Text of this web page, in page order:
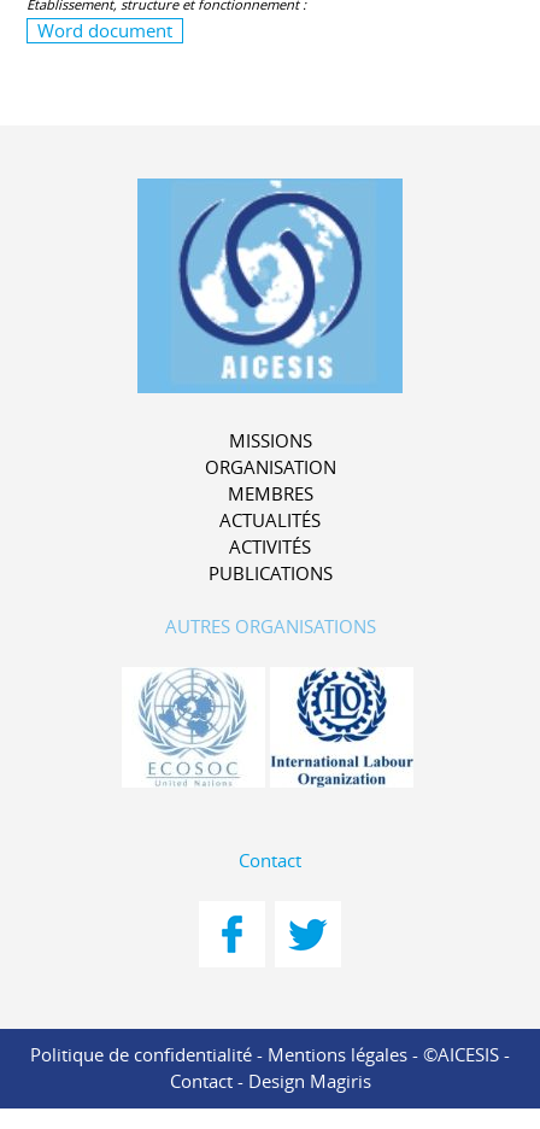
Etablissement, structure et fonctionnement :
Word document
MISSIONS
ORGANISATION
MEMBRES
ACTUALITÉS
ACTIVITÉS
PUBLICATIONS
AUTRES ORGANISATIONS
Contact
Politique de confidentialité - Mentions légales - ©AICESIS -
Contact- Design Magiris